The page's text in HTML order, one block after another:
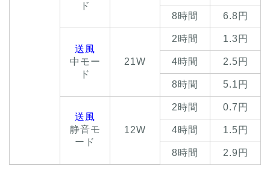
ド
8時間 6.8円
送風
中モー
ド
21W
2時間 1.3円
4時間 2.5円
8時間 5.1円
送風
静音モ
ード
12W
2時間 0.7円
4時間 1.5円
8時間 2.9円